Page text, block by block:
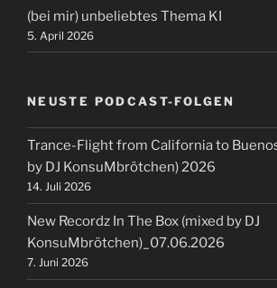
(bei mir) unbeliebtes Thema KI
5. April 2026
NEUSTE PODCAST-FOLGEN
Trance-Flight from California to
by DJ KonsuMbrötchen) 2026
14. Juli 2026
New Recordz In The Box (mixed by DJ
KonsuMbrötchen)_07.06.2026
7. Juni 2026